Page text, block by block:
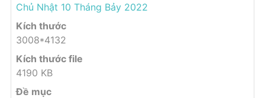
Chủ Nhật 10 Tháng Bảy 2022
Kích thước
3008*4132
Kích thước file
4190 KB
Đề mục